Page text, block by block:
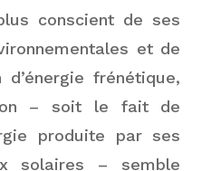
conscient de ses
et de
frénétique,
– soit le fait de
produite par ses
solaires – semble